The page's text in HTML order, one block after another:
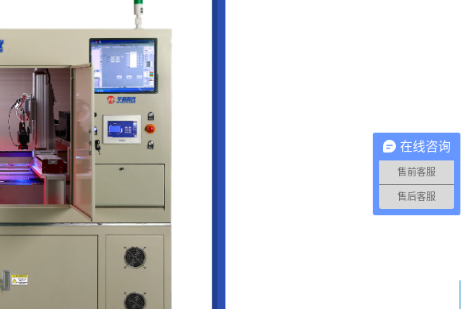
在线咨询
售前客服
售后客服